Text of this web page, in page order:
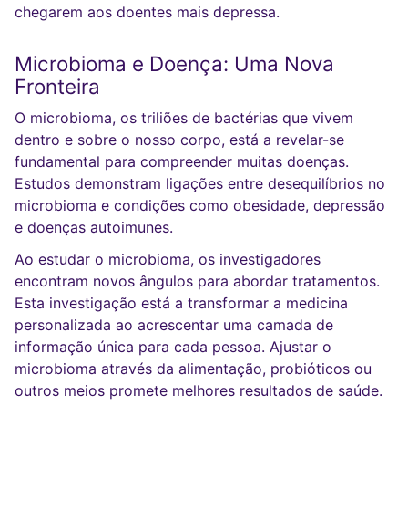
chegarem aos doentes mais depressa.
Microbioma e Doença: Uma Nova
Fronteira
O microbioma, os triliões de bactérias que vivem
dentro e sobre o nosso corpo, está a revelar-se
fundamental para compreender muitas doenças.
Estudos demonstram ligações entre desequilíbrios no
microbioma e condições como obesidade, depressão
e doenças autoimunes.
Ao estudar o microbioma, os investigadores
encontram novos ângulos para abordar tratamentos.
Esta investigação está a transformar a medicina
personalizada ao acrescentar uma camada de
informação única para cada pessoa. Ajustar o
microbioma através da alimentação, probióticos ou
outros meios promete melhores resultados de saúde.